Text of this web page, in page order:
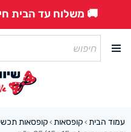
🚚 משלוח עד הבית חינם
עמוד הבית › קופסאות › קופסאות